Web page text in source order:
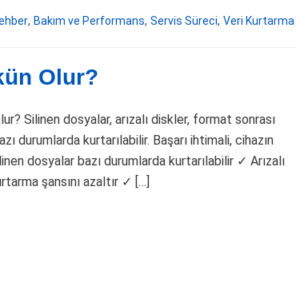
, Bakım ve Performans, Servis Süreci, Veri Kurtarma
Olur?
Silinen dosyalar, arızalı diskler, format sonrası
durumlarda kurtarılabilir. Başarı ihtimali, cihazın
dosyalar bazı durumlarda kurtarılabilir ✓ Arızalı
şansını azaltır ✓ […]